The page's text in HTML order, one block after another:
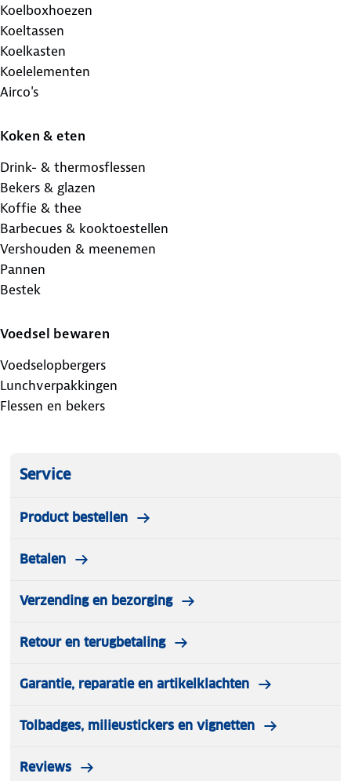
Koelboxhoezen
Koeltassen
Koelkasten
Koelelementen
Airco's
Koken & eten
Drink- & thermosflessen
Bekers & glazen
Koffie & thee
Barbecues & kooktoestellen
Vershouden & meenemen
Pannen
Bestek
Voedsel bewaren
Voedselopbergers
Lunchverpakkingen
Flessen en bekers
Service
Product bestellen
Betalen
Verzending en bezorging
Retour en terugbetaling
Garantie, reparatie en artikelklachten
Tolbadges, milieustickers en vignetten
Reviews